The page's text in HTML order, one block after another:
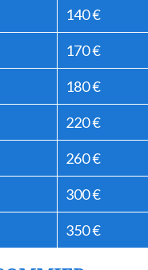
140 €
170 €
180 €
220 €
260 €
300 €
350 €